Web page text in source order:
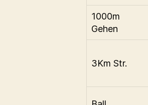
1000m
Gehen
3Km Str.